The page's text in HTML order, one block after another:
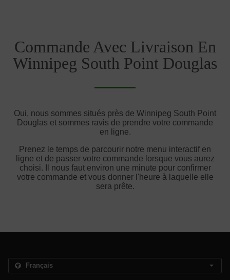
Commande Avec Livraison En
Winnipeg South Point Douglas
Oui, nous sommes situés près de Winnipeg South Point
Douglas et sommes ravis de prendre votre commande
en ligne.
Prenez le temps de parcourir notre menu interactif en
ligne et de passer votre commande lorsque vous aurez
choisi. Il nous faut environ une minute pour confirmer
votre commande et vous donner l'heure à laquelle elle
sera prête.